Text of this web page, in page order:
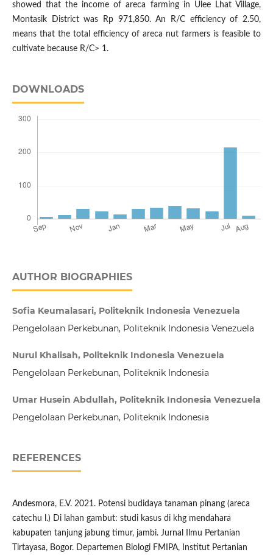
showed that the income of areca farming in Ulee Lhat Village,
Montasik District was Rp 971,850. An R/C efficiency of 2.50,
means that the total efficiency of areca nut farmers is feasible to
cultivate because R/C> 1.
DOWNLOADS
AUTHOR BIOGRAPHIES
Sofia Keumalasari, Politeknik Indonesia Venezuela
Pengelolaan Perkebunan, Politeknik Indonesia Venezuela
Nurul Khalisah, Politeknik Indonesia Venezuela
Pengelolaan Perkebunan, Politeknik Indonesia
Umar Husein Abdullah, Politeknik Indonesia Venezuela
Pengelolaan Perkebunan, Politeknik Indonesia
REFERENCES
Andesmora, E.V. 2021. Potensi budidaya tanaman pinang (areca
catechu l.) Di lahan gambut: studi kasus di khg mendahara
kabupaten tanjung jabung timur, jambi. Jurnal Ilmu Pertanian
Tirtayasa, Bogor. Departemen Biologi FMIPA, Institut Pertanian